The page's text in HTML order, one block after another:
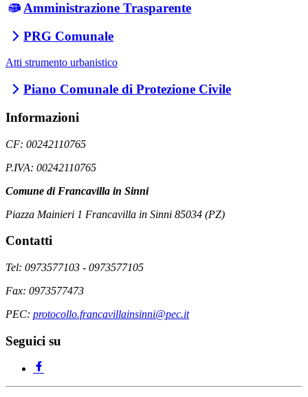
Amministrazione Trasparente
PRG Comunale
Atti strumento urbanistico
Piano Comunale di Protezione Civile
Informazioni
CF: 00242110765
P.IVA: 00242110765
Comune di Francavilla in Sinni
Piazza Mainieri 1 Francavilla in Sinni 85034 (PZ)
Contatti
Tel: 0973577103 - 0973577105
Fax: 0973577473
PEC: protocollo.francavillainsinni@pec.it
Seguici su